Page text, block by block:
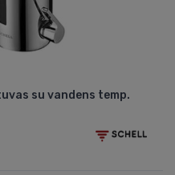
su vandens temp.